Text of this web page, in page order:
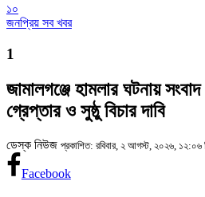
১০
জনপ্রিয় সব খবর
1
জামালগঞ্জে হামলার ঘটনায়
গ্রেপ্তার ও সুষ্ঠু বিচার দাবি
ডেস্ক নিউজ প্রকাশিত: রবিবার, ২ আগস্ট, ২০২৬, ১২:০৬
Facebook